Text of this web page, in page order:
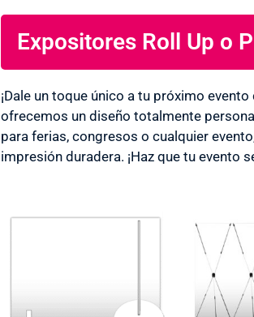
Expositores Roll Up o
¡Dale un toque único a tu próximo
ofrecemos un diseño totalmente
para ferias, congresos o cualquier
impresión duradera. ¡Haz que tu evento